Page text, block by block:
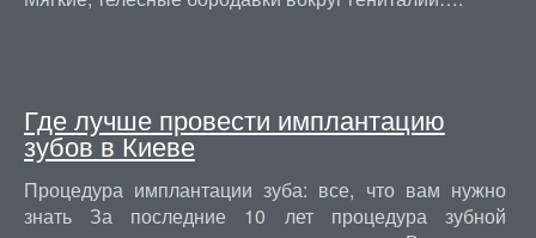
Где лучше провести имплантацию
зубов в Киеве
Процедура имплантации зуба: все, что вам нужно
знать За последние 10 лет процедура зубной